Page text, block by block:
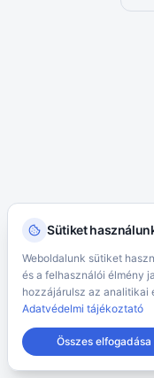
Sütiket
Weboldalunk sütiket
és a felhasználói élmény
hozzájárulsz az analitikai
Adatvédelmi tájékoztató
Összes elfogadása